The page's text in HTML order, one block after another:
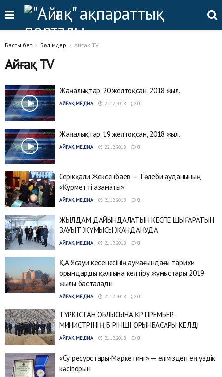
Басты бет Бөлімдер Айғақ TV
Айғақ TV
Жаңалықтар. 20 желтоқсан, 2018 жыл.
АЙҒАҚ МЕДИА 22.12.2018 0
Жаңалықтар. 19 желтоқсан, 2018 жыл.
АЙҒАҚ МЕДИА 22.12.2018 0
Серікқали Жексенбаев — Төлеби ауданының
«Құрметті азаматы»
АЙҒАҚ МЕДИА 21.12.2018 0
ЖЫЛДАМ ДАЙЫНДАЛАТЫН КЕСПЕ ШЫҒАРАТЫН
ЗАУЫТ ЖҰМЫСЫ ЖАНДАНУДА
АЙҒАҚ МЕДИА 21.12.2018 0
Қ.А.Ясауи кесенесінің аумағындағы тарихи
орындарды қалпына келтіру жұмыстары 2019
жылы басталады
АЙҒАҚ МЕДИА 21.12.2018 0
ТҮРКІСТАН ОБЛЫСЫНА ҚР ПРЕМЬЕР-
МИНИСТРІНІҢ БІРІНШІ ОРЫНБАСАРЫ КЕЛДІ
АЙҒАҚ МЕДИА 21.12.2018 0
«Су ресурстары-Маркетинг» — еліміздегі ең үздік
кәсіпорын